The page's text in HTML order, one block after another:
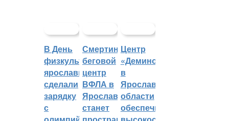
В День
физкультурника
ярославцы
сделали
зарядку
с
Смертин:
беговой
центр
ВФЛА в
Ярославле
станет
Центр
«Демино»
в
Ярославской
области
обеспечивают